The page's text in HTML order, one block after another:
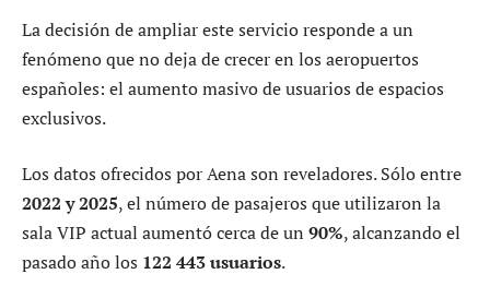
La decisión de ampliar este servicio responde a un
fenómeno que no deja de crecer en los aeropuertos
españoles: el aumento masivo de usuarios de espacios
exclusivos.
Los datos ofrecidos por Aena son reveladores. Sólo entre
2022 y 2025, el número de pasajeros que utilizaron la
sala VIP actual aumentó cerca de un 90%, alcanzando el
pasado año los 122 443 usuarios.